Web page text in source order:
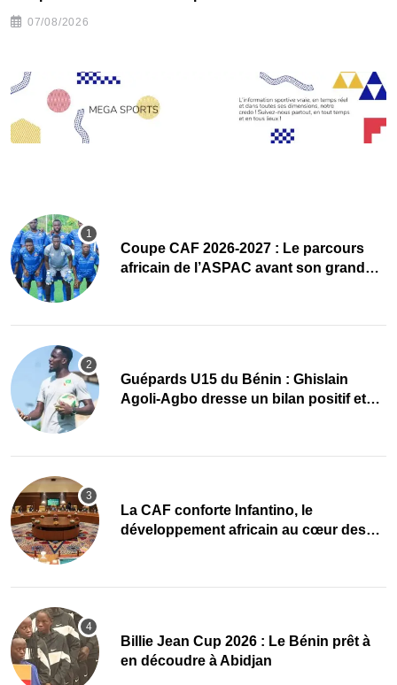
07/08/2026
Coupe CAF 2026-2027 : Le parcours
africain de l’ASPAC avant son grand
Guépards U15 du Bénin : Ghislain
Agoli-Agbo dresse un bilan positif et
La CAF conforte Infantino, le
développement africain au cœur des
Billie Jean Cup 2026 : Le Bénin prêt à
en découdre à Abidjan